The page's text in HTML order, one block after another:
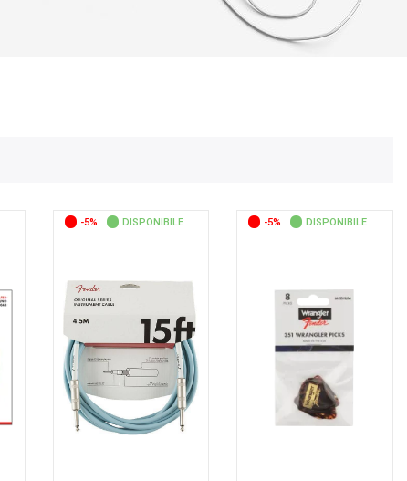
-5% DISPONIBILE -5% DISPONIBILE